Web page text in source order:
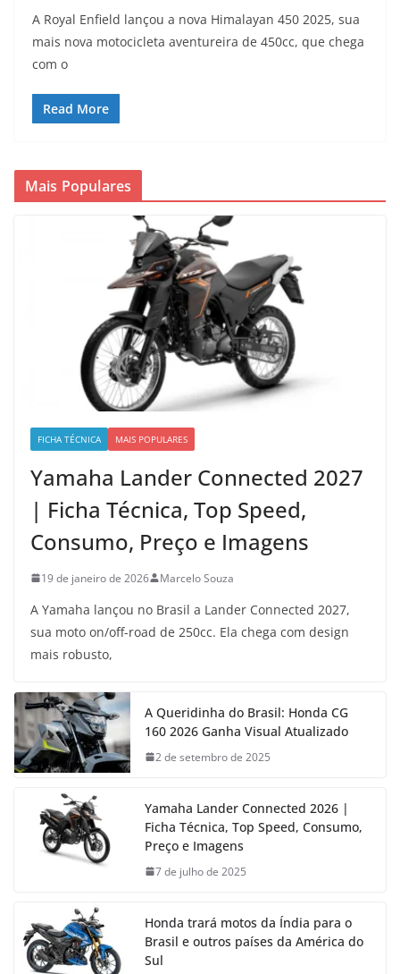
A Royal Enfield lançou a nova Himalayan 450 2025, sua
mais nova motocicleta aventureira de 450cc, que chega
com o
Read More
Mais Populares
FICHA TÉCNICA MAIS POPULARES
Yamaha Lander Connected 2027
| Ficha Técnica, Top Speed,
Consumo, Preço e Imagens
19 de janeiro de 2026 Marcelo Souza
A Yamaha lançou no Brasil a Lander Connected 2027,
sua moto on/off-road de 250cc. Ela chega com design
mais robusto,
A Queridinha do Brasil: Honda CG
160 2026 Ganha Visual Atualizado
2 de setembro de 2025
Yamaha Lander Connected 2026 |
Ficha Técnica, Top Speed, Consumo,
Preço e Imagens
7 de julho de 2025
Honda trará motos da Índia para o
Brasil e outros países da América do
Sul